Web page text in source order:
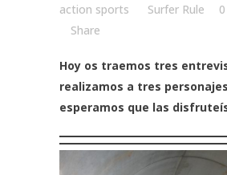
action sports
Surfer Rule
Share
Hoy os traemos tres
realizamos a tres
esperamos que las